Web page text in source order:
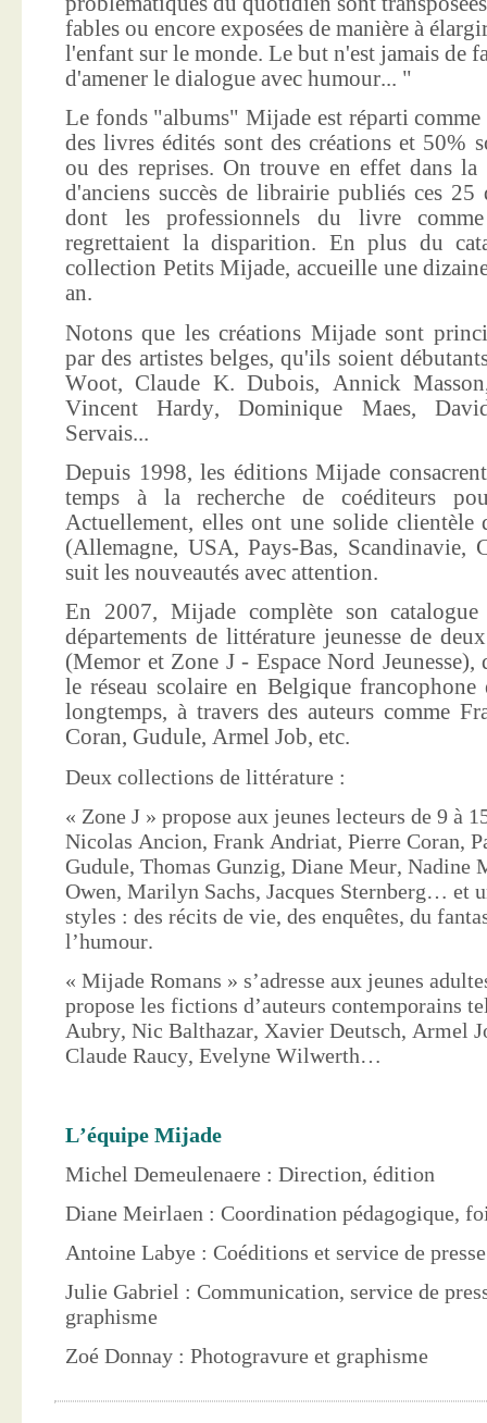
fables ou encore exposées de manière à
l'enfant sur le monde. Le but n'est jamais de
d'amener le dialogue avec humour... "
Le fonds "albums" Mijade est réparti
des livres édités sont des créations et 50%
ou des reprises. On trouve en effet dans
d'anciens succès de librairie publiés ces 25
dont les professionnels du livre
regrettaient la disparition. En plus du
collection Petits Mijade, accueille une
an.
Notons que les créations Mijade sont
par des artistes belges, qu'ils soient
Woot, Claude K. Dubois, Annick
Vincent Hardy, Dominique Maes,
Servais...
Depuis 1998, les éditions Mijade
temps à la recherche de coéditeurs
Actuellement, elles ont une solide clientèle
(Allemagne, USA, Pays-Bas, Scandinavie,
suit les nouveautés avec attention.
En 2007, Mijade complète son
départements de littérature jeunesse de
(Memor et Zone J - Espace Nord
le réseau scolaire en Belgique francophone
longtemps, à travers des auteurs comme
Coran, Gudule, Armel Job, etc.
Deux collections de littérature :
« Zone J » propose aux jeunes lecteurs de 9 à
Nicolas Ancion, Frank Andriat, Pierre Coran,
Gudule, Thomas Gunzig, Diane Meur, Nadine
Owen, Marilyn Sachs, Jacques Sternberg… et
styles : des récits de vie, des enquêtes, du
l’humour.
« Mijade Romans » s’adresse aux jeunes
propose les fictions d’auteurs contemporains
Aubry, Nic Balthazar, Xavier Deutsch, Armel
Claude Raucy, Evelyne Wilwerth…
L’équipe Mijade
Michel Demeulenaere : Direction, édition
Diane Meirlaen : Coordination pédagogique,
Antoine Labye : Coéditions et service de
Julie Gabriel : Communication, service de
graphisme
Zoé Donnay : Photogravure et graphisme